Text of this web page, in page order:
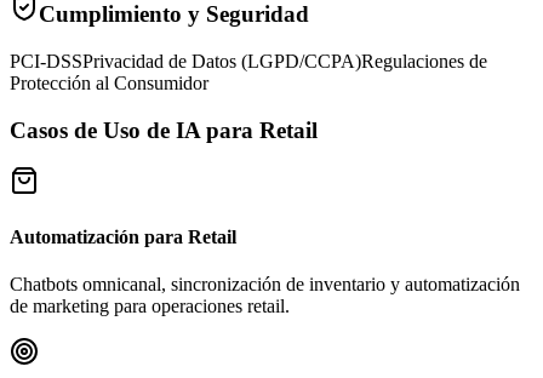
Cumplimiento y Seguridad
PCI-DSSPrivacidad de Datos (LGPD/CCPA)Regulaciones de
Protección al Consumidor
Casos de Uso de IA para Retail
Automatización para Retail
Chatbots omnicanal, sincronización de inventario y automatización
de marketing para operaciones retail.